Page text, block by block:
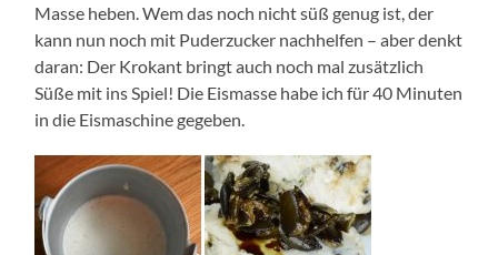
Masse heben. Wem das noch nicht süß genug ist, der
kann nun noch mit Puderzucker nachhelfen – aber denkt
daran: Der Krokant bringt auch noch mal zusätzlich
Süße mit ins Spiel! Die Eismasse habe ich für 40 Minuten
in die Eismaschine gegeben.